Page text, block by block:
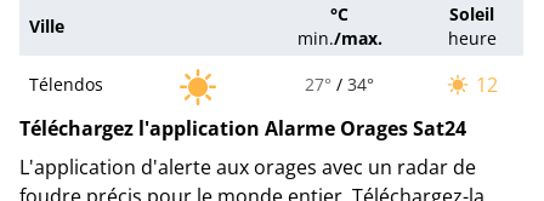
Ville
°C
min./max.
Soleil
heure
Télendos
27° / 34°
12
Téléchargez l'application Alarme Orages Sat24
L'application d'alerte aux orages avec un radar de